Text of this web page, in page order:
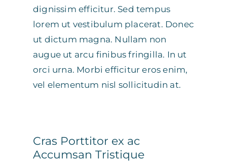
dignissim efficitur. Sed tempus
lorem ut vestibulum placerat. Donec
ut dictum magna. Nullam non
augue ut arcu finibus fringilla. In ut
orci urna. Morbi efficitur eros enim,
vel elementum nisl sollicitudin at.
Cras Porttitor ex ac
Accumsan Tristique